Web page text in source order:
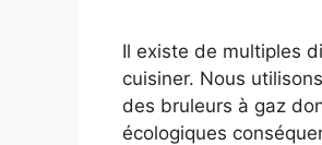
Il existe de multiples
cuisiner. Nous
des bruleurs à gaz
écologiques